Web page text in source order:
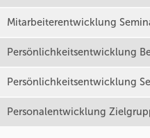
Mitarbeiterentwicklung
Persönlichkeitsentwicklung
Persönlichkeitsentwicklung
Personalentwicklung